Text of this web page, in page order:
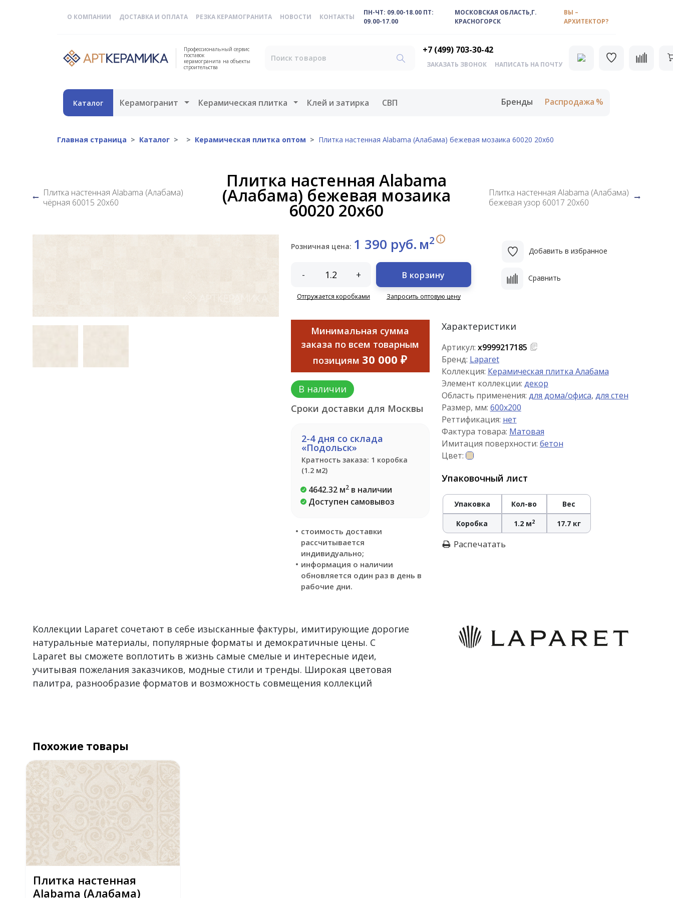
О КОМПАНИИ ДОСТАВКА И ОПЛАТА РЕЗКА КЕРАМОГРАНИТА НОВОСТИ КОНТАКТЫ
ПН-ЧТ: 09.00-18.00 ПТ:
09.00-17.00
МОСКОВСКАЯ ОБЛАСТЬ,Г.
КРАСНОГОРСК
ВЫ –
АРХИТЕКТОР?
Профессиональный сервис
поставок
керамогранита на объекты
строительства
+7 (499) 703-30-42
ЗАКАЗАТЬ ЗВОНОК НАПИСАТЬ НА ПОЧТУ
Каталог Керамогранит Открыть меню
Керамическая плитка Открыть меню
Клей и затирка СВП Бренды Распродажа
Главная страница Каталог Керамическая плитка оптом Плитка настенная Alabama (Алабама) бежевая мозаика 60020 20х60
Плитка настенная Alabama (Алабама)
чёрная 60015 20х60
Плитка настенная Alabama
(Алабама) бежевая мозаика
60020 20х60
Плитка настенная Alabama (Алабама)
бежевая узор 60017 20х60
Розничная цена: 1 390 руб. м2 i
- +
Отгружается коробками
В корзину
Запросить оптовую цену
Добавить в избранное
Сравнить
Минимальная сумма
заказа по всем товарным
позициям 30 000 ₽
В наличии
Сроки доставки для Москвы
2-4 дня со склада
«Подольск»
Кратность заказа: 1 коробка
(1.2 м2)
4642.32 м2в наличии
Доступен самовывоз
стоимость доставки
рассчитывается
индивидуально;
информация о наличии
обновляется один раз в день в
рабочие дни.
Характеристики
Артикул: х9999217185
Бренд: Laparet
Коллекция: Керамическая плитка Алабама
Элемент коллекции: декор
Область применения: для дома/офиса, для стен
Размер, мм: 600x200
Реттификация: нет
Фактура товара: Матовая
Имитация поверхности: бетон
Цвет:
Упаковочный лист
Упаковка Кол-во Вес
Коробка 1.2 м2 17.7 кг
Распечатать
Коллекции Laparet сочетают в себе изысканные фактуры, имитирующие дорогие
натуральные материалы, популярные форматы и демократичные цены. С
Laparet вы сможете воплотить в жизнь самые смелые и интересные идеи,
учитывая пожелания заказчиков, модные стили и тренды. Широкая цветовая
палитра, разнообразие форматов и возможность совмещения коллекций
Похожие товары
Плитка настенная
Alabama (Алабама)